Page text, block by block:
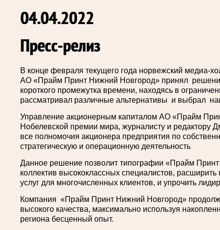
04.04.2022
Пресс-релиз
В конце февраля текущего года норвежский медиа-
АО «Прайм Принт Нижний Новгород» принял
короткого промежутка времени, находясь в
рассматривал различные альтернативы и выбрал
Управление акционерным капиталом АО «Прайм
Нобелевской премии мира, журналисту и редактору
все полномочия акционера предприятия по
стратегическую и операционную деятельность
Данное решение позволит типографии «Прайм
коллектив высококлассных специалистов,
услуг для многочисленных клиентов, и упрочить
Компания «Прайм Принт Нижний Новгород»
высокого качества, максимально используя
региона бесценный опыт.